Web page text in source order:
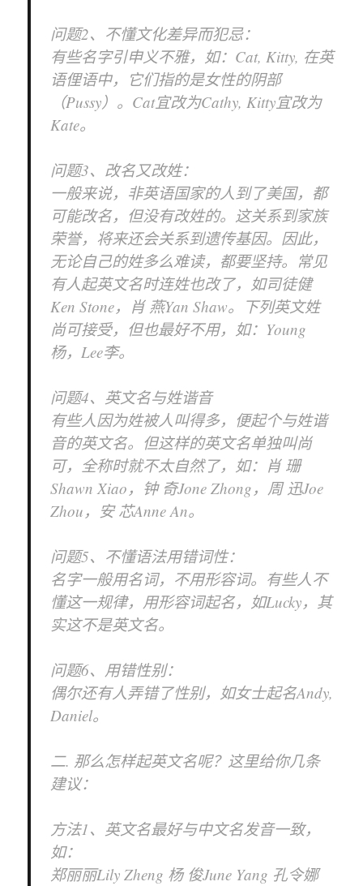
问题2、不懂文化差异而犯忌：
有些名字引申义不雅，如：Cat, Kitty, 在英
语俚语中，它们指的是女性的阴部
（Pussy）。Cat宜改为Cathy, Kitty宜改为
Kate。
问题3、改名又改姓：
一般来说，非英语国家的人到了美国，都
可能改名，但没有改姓的。这关系到家族
荣誉，将来还会关系到遗传基因。因此，
无论自己的姓多么难读，都要坚持。常见
有人起英文名时连姓也改了，如司徒健
Ken Stone，肖 燕Yan Shaw。下列英文姓
尚可接受，但也最好不用，如：Young
杨，Lee李。
问题4、英文名与姓谐音
有些人因为姓被人叫得多，便起个与姓谐
音的英文名。但这样的英文名单独叫尚
可，全称时就不太自然了，如：肖 珊
Shawn Xiao，钟 奇Jone Zhong，周 迅Joe
Zhou，安 芯Anne An。
问题5、不懂语法用错词性：
名字一般用名词，不用形容词。有些人不
懂这一规律，用形容词起名，如Lucky，其
实这不是英文名。
问题6、用错性别：
偶尔还有人弄错了性别，如女士起名Andy,
Daniel。
二. 那么怎样起英文名呢？这里给你几条
建议：
方法1、英文名最好与中文名发音一致，
如：
郑丽丽Lily Zheng 杨 俊June Yang 孔令娜